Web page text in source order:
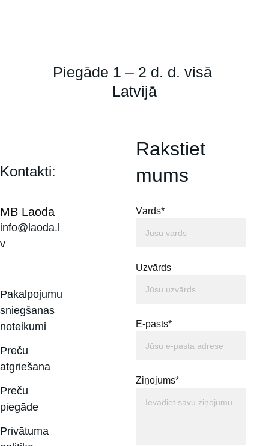
Rakstiet
mums
Vārds*
Uzvārds
E-pasts*
Ziņojums*
MB Laoda
Kontakti:
info@laoda.l
v
Pakalpojumu
sniegšanas
noteikumi
Preču
atgriešana
Preču
piegāde
Privātuma
Piegāde 1 – 2 d. d. visā
Latvijā